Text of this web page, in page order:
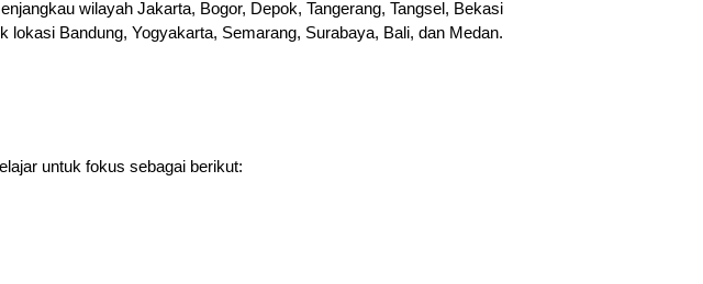
wilayah Jakarta, Bogor, Depok, Tangerang, Tangsel, Bekasi
Bandung, Yogyakarta, Semarang, Surabaya, Bali, dan Medan.
untuk fokus sebagai berikut: